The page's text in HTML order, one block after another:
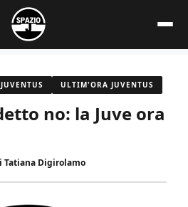
ULTIM'ORA JUVENTUS
no: la Juve ora
Tatiana Digirolamo